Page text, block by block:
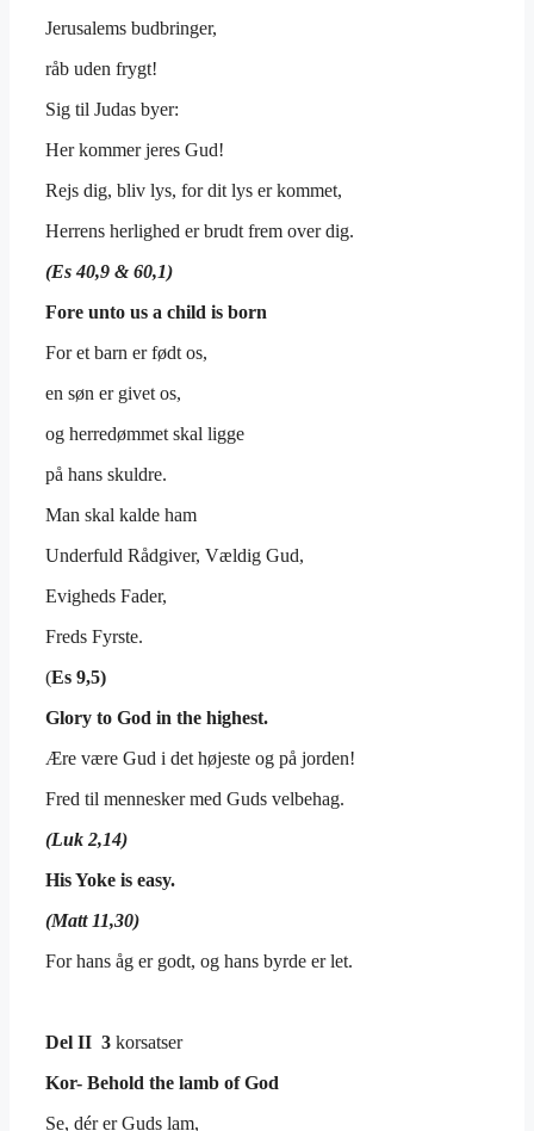
Jerusalems budbringer,
råb uden frygt!
Sig til Judas byer:
Her kommer jeres Gud!
Rejs dig, bliv lys, for dit lys er kommet,
Herrens herlighed er brudt frem over dig.
(Es 40,9 & 60,1)
Fore unto us a child is born
For et barn er født os,
en søn er givet os,
og herredømmet skal ligge
på hans skuldre.
Man skal kalde ham
Underfuld Rådgiver, Vældig Gud,
Evigheds Fader,
Freds Fyrste.
(Es 9,5)
Glory to God in the highest.
Ære være Gud i det højeste og på jorden!
Fred til mennesker med Guds velbehag.
(Luk 2,14)
His Yoke is easy.
(Matt 11,30)
For hans åg er godt, og hans byrde er let.
Del II 3 korsatser
Kor- Behold the lamb of God
Se, dér er Guds lam,